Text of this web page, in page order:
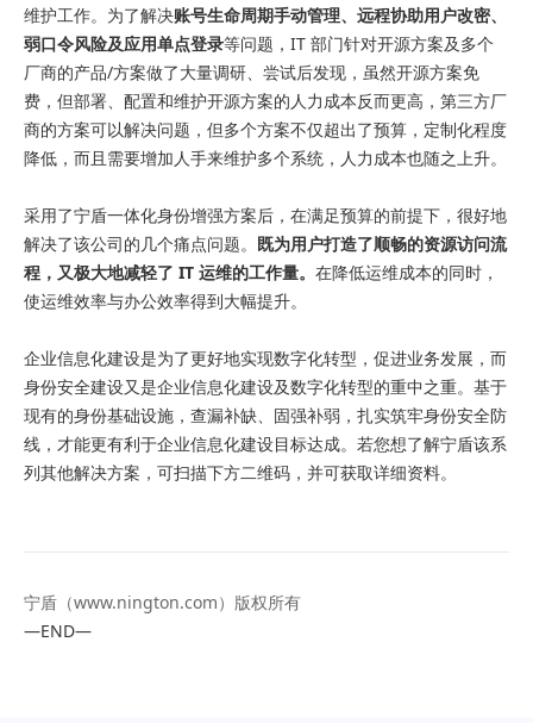
维护工作。为了解决账号生命周期手动管理、远程协助用户改密、
弱口令风险及应用单点登录等问题，IT 部门针对开源方案及多个
厂商的产品/方案做了大量调研、尝试后发现，虽然开源方案免
费，但部署、配置和维护开源方案的人力成本反而更高，第三方厂
商的方案可以解决问题，但多个方案不仅超出了预算，定制化程度
降低，而且需要增加人手来维护多个系统，人力成本也随之上升。
采用了宁盾一体化身份增强方案后，在满足预算的前提下，很好地
解决了该公司的几个痛点问题。 既为用户打造了顺畅的资源访问流
程，又极大地减轻了 IT 运维的工作量。 在降低运维成本的同时，
使运维效率与办公效率得到大幅提升。
企业信息化建设是为了更好地实现数字化转型，促进业务发展，而
身份安全建设又是企业信息化建设及数字化转型的重中之重。基于
现有的身份基础设施，查漏补缺、固强补弱，扎实筑牢身份安全防
线，才能更有利于企业信息化建设目标达成。若您想了解宁盾该系
列其他解决方案，可扫描下方二维码，并可获取详细资料。
宁盾（www.nington.com）版权所有
—END—